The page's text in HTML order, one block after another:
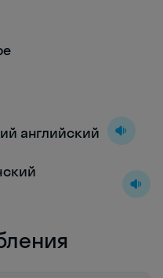
английский